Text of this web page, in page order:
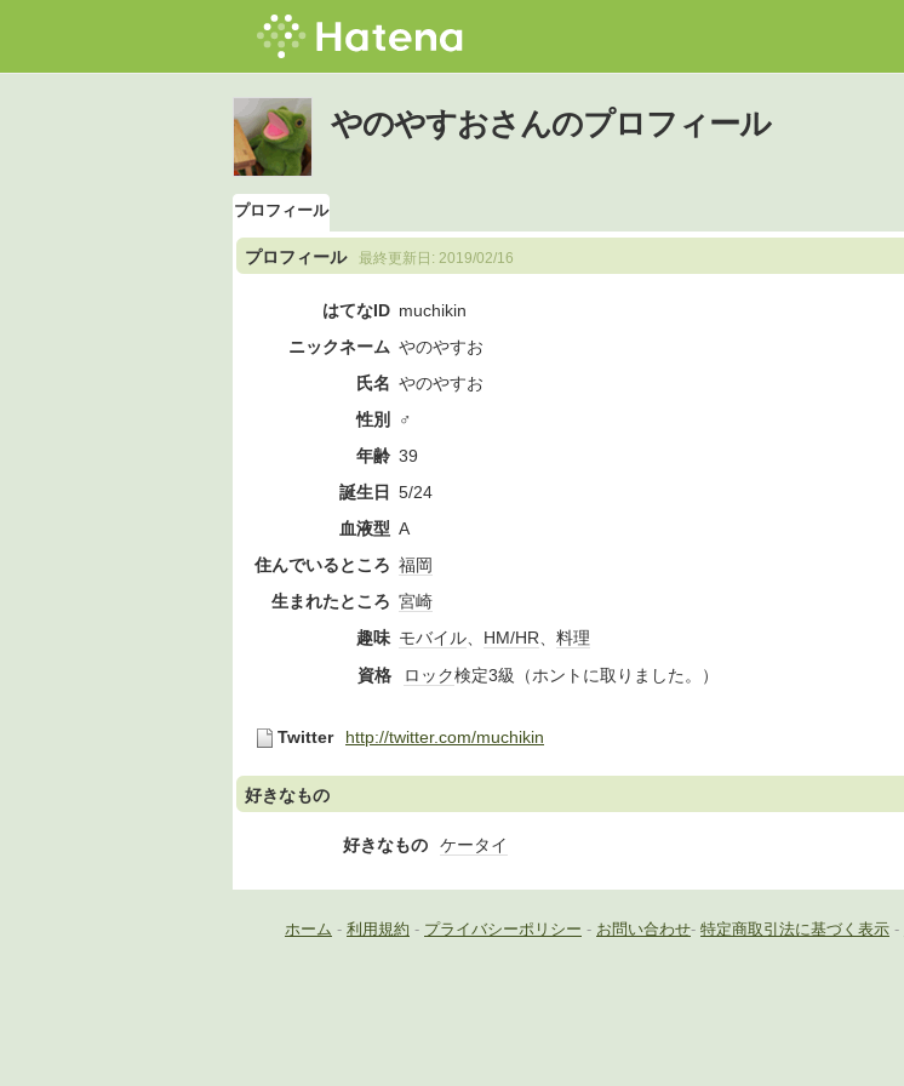
やのやすおさんのプロフィール
プロフィール
プロフィール 最終更新日: 2019/02/16
はてなID muchikin
ニックネーム やのやすお
氏名 やのやすお
性別
♂
年齢 39
誕生日
5/24
血液型 A
住んでいるところ 福岡
生まれたところ 宮崎
趣味 モバイル、 HM/HR、 料理
資格
ロック検定3級（ホントに取りました。）
Twitter http://twitter.com/muchikin
好きなもの
好きなもの ケータイ
ホーム - 利用規約 - プライバシーポリシー - お問い合わせ- 特定商取引法に基づく表示 -